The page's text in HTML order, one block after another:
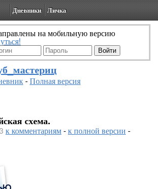
Дневники Личка
на мобильную версию
-Полная версия
схема.
к комментариям-к полной версии -